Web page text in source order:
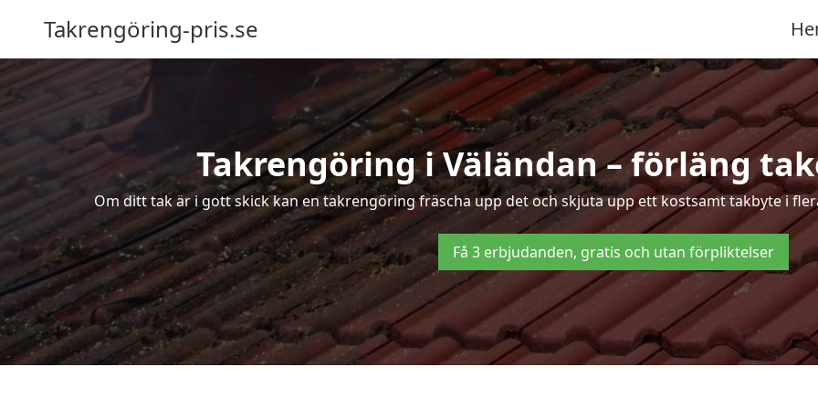
Takrengöring-pris.se
Takrengöring i Väländan – förläng
Om ditt tak är i gott skick kan en takrengöring fräscha upp det och skjuta upp ett kostsamt takbyte i
Få 3 erbjudanden, gratis och utan förpliktelser